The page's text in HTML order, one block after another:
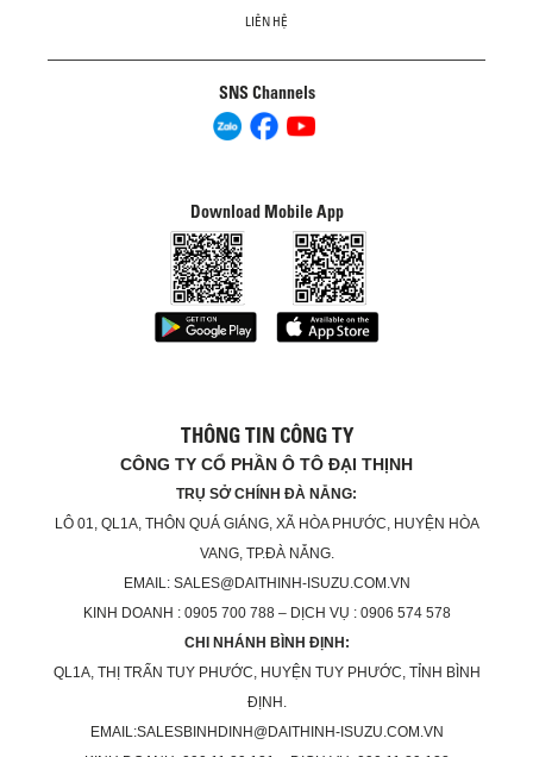
LIÊN HỆ
SNS Channels
Download Mobile App
THÔNG TIN CÔNG TY
CÔNG TY CỔ PHẦN Ô TÔ ĐẠI THỊNH
TRỤ SỞ CHÍNH ĐÀ NẴNG:
LÔ 01, QL1A, THÔN QUÁ GIÁNG, XÃ HÒA PHƯỚC, HUYỆN HÒA
VANG, TP.ĐÀ NẴNG.
EMAIL: SALES@DAITHINH-ISUZU.COM.VN
KINH DOANH : 0905 700 788 – DỊCH VỤ : 0906 574 578
CHI NHÁNH BÌNH ĐỊNH:
QL1A, THỊ TRẤN TUY PHƯỚC, HUYỆN TUY PHƯỚC, TỈNH BÌNH
ĐỊNH.
EMAIL:SALESBINHDINH@DAITHINH-ISUZU.COM.VN